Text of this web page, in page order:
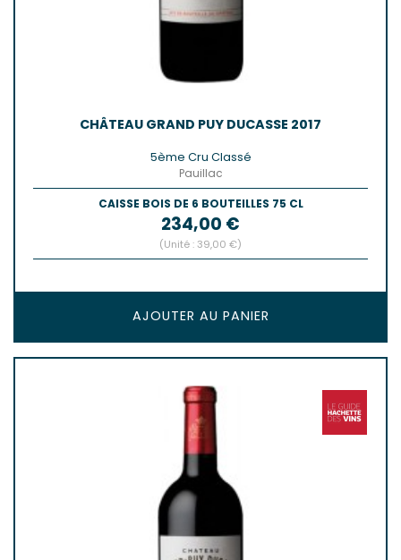
CHÂTEAU GRAND PUY DUCASSE 2017
5ème Cru Classé
Pauillac
CAISSE BOIS DE 6 BOUTEILLES 75 CL
Prix
234,00 €
(Unité : 39,00 €)
AJOUTER AU PANIER